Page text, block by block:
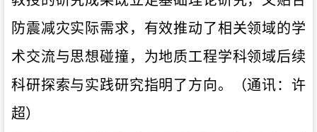
防震减灾实际需求，有效推动了相关领域的学
术交流与思想碰撞，为地质工程学科领域后续
科研探索与实践研究指明了方向。（通讯：许
超）